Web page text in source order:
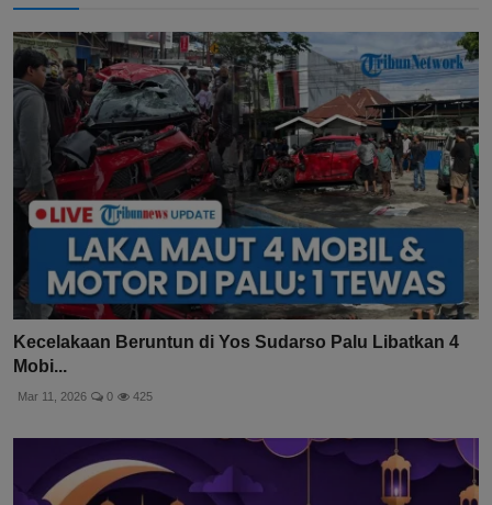
Kecelakaan Beruntun di Yos Sudarso Palu Libatkan 4
Mobi...
Mar 11, 2026 0 425